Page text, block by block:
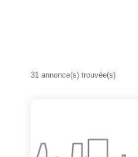
31 annonce(s) trouvée(s)